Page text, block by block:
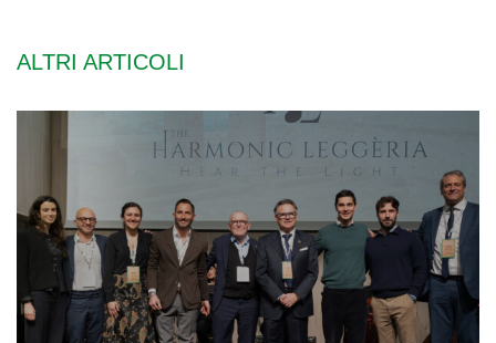
ALTRI ARTICOLI